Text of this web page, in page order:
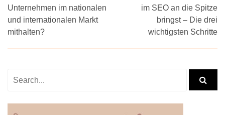
Unternehmen im nationalen
und internationalen Markt
mithalten?
im SEO an die Spitze
bringst – Die drei
wichtigsten Schritte